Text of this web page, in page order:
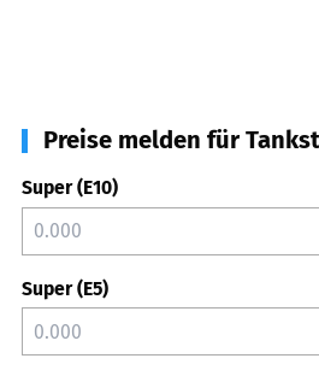
Preise melden für
Super (E10)
Super (E5)